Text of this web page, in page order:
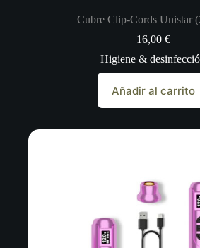
Cubre Clip-Cords Unistar
16,00€
Higiene &
Añadir al carrito